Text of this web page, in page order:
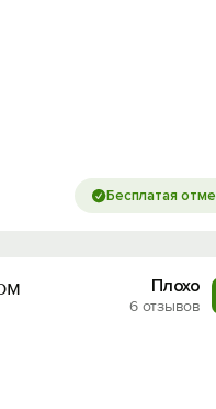
Бесплатая
Плохо
6 отзывов